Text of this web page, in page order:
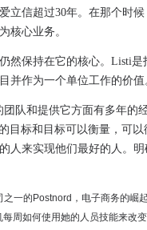
看法很大
破解了更便宜的DRAM替代方案的
能手机业务，因为诺基亚重新开
纳斯达克斯德哥尔摩为网络安全
应用程序提供按需保险
说，网络安全没有终端名
安全设备中修补了高度严重性的
立信超过30年。在那个时
核心业务。
然保持在它的核心。Listi
并作为一个单位工作的价值
团队和提供它方面有多年的
目标和目标可以衡量，可
人来实现他们最好的人。
之一的Postnord，电子商务的崛
周如何使用她的人员技能来改